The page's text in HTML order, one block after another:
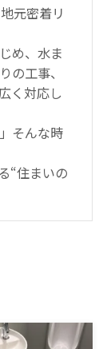
元密着リ
め、水ま
の工事、
く対応し
そんな時
“住まいの